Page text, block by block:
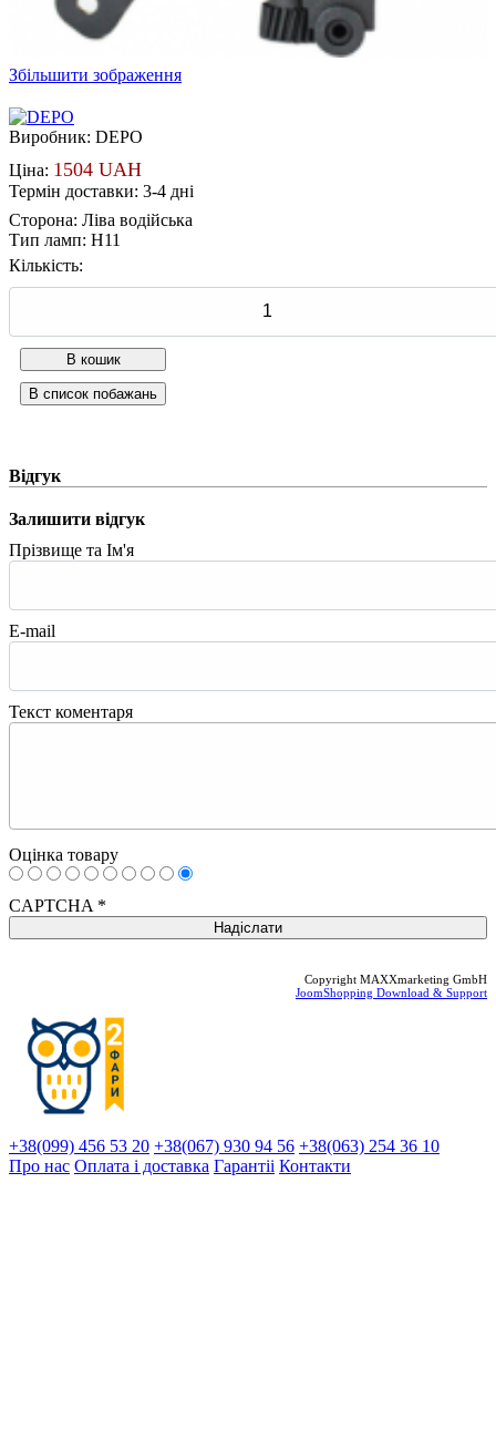
Збільшити зображення
Виробник: DEPO
Ціна: 1504 UAH
Термін доставки: 3-4 дні
Сторона: Ліва водійська
Тип ламп: H11
Кількість:
Відгук
Залишити відгук
Прізвище та Ім'я
E-mail
Текст коментаря
Оцінка товару
CAPTCHA *
Copyright MAXXmarketing GmbH
JoomShopping Download & Support
+38(099) 456 53 20 +38(067) 930 94 56 +38(063) 254 36 10
Про нас Оплата і доставка Гарантіi Контакти